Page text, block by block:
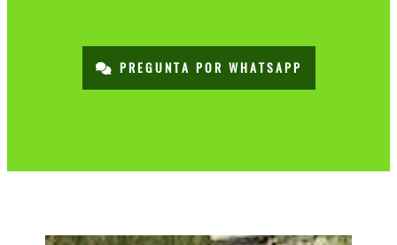
PREGUNTA POR WHATSAPP